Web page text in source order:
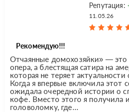
Репутация:
11.05.26
Рекомендую!!!
Отчаянные домохозяйки» — это
опера, а блестящая сатира на
которая не теряет актуальности
Когда я впервые включила этот
ожидала очередной истории о
кофе. Вместо этого я получила
головоломку, где...